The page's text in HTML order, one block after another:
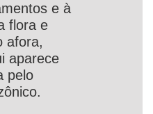
e à
flora e
afora,
aparece
pelo